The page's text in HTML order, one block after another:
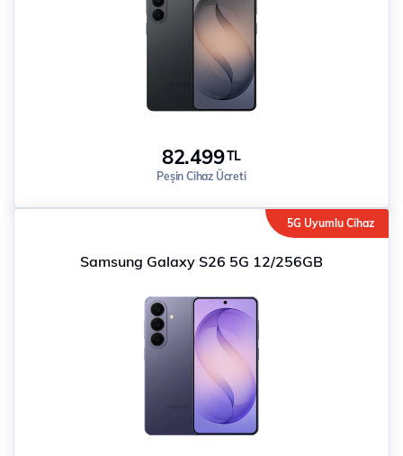
82.499TL
Peşin Cihaz Ücreti
5G Uyumlu Cihaz
Samsung Galaxy S26 5G 12/256GB